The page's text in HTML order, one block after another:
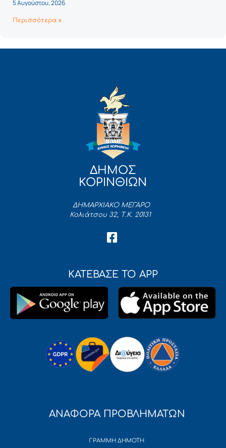
5 Αυγούστου, 2026
Περισσότερα »
ΔΗΜΟΣ
ΚΟΡΙΝΘΙΩΝ
ΔΗΜΑΡΧΙΑΚΟ ΜΕΓΑΡΟ
Κολιάτσου 32, Τ.Κ. 20131
ΚΑΤΕΒΑΣΕ ΤΟ APP
ΑΝΑΦΟΡΑ ΠΡΟΒΛΗΜΑΤΩΝ
ΓΡΑΜΜΗ ΔΗΜΟΤΗ